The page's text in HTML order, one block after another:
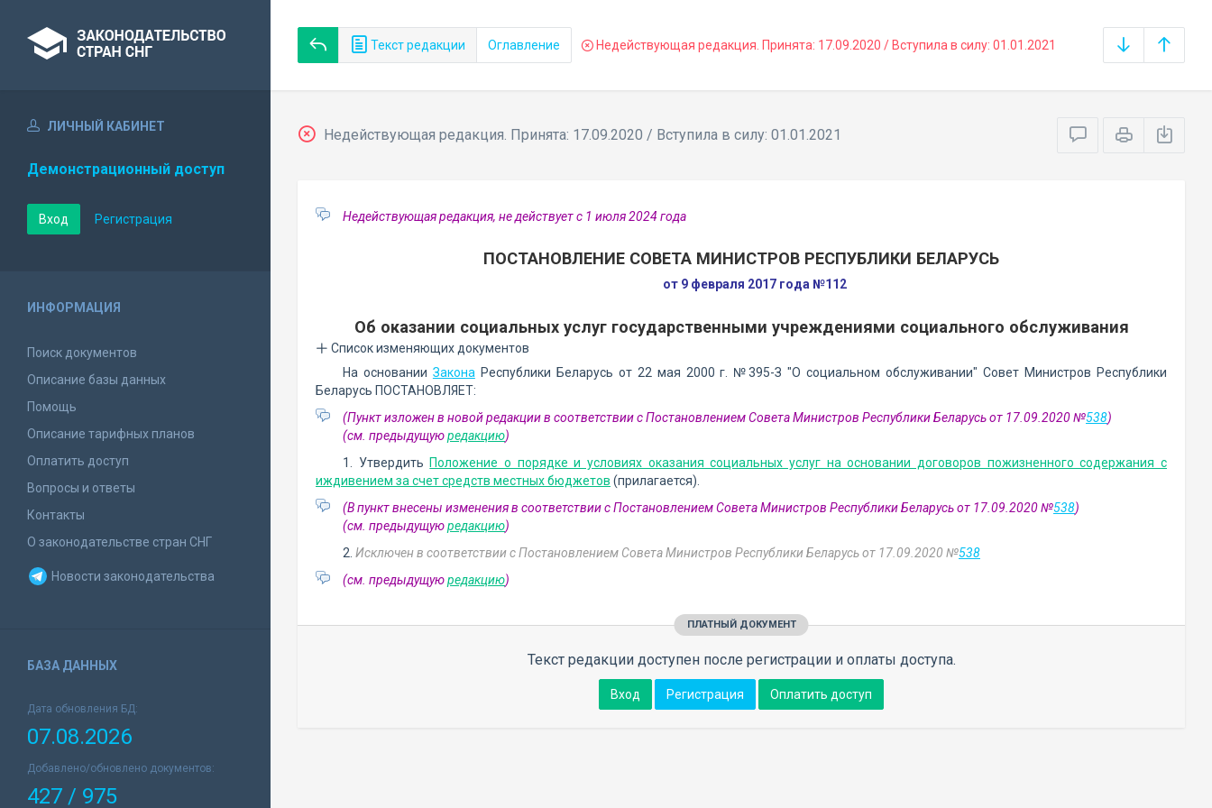
Текст редакции Оглавление Недействующая редакция. Принята: 17.09.2020 / Вступила в силу: 01.01.2021
ЛИЧНЫЙ КАБИНЕТ
Демонстрационный доступ
Вход Регистрация
ИНФОРМАЦИЯ
Поиск документов
Описание базы данных
Помощь
Описание тарифных планов
Оплатить доступ
Вопросы и ответы
Контакты
О законодательстве стран СНГ
Новости законодательства
БАЗА ДАННЫХ
Дата обновления БД:
07.08.2026
Добавлено/обновлено документов:
427 / 975
Недействующая редакция. Принята: 17.09.2020 / Вступила в силу: 01.01.2021
Недействующая редакция, не действует с 1 июля 2024 года
ПОСТАНОВЛЕНИЕ СОВЕТА МИНИСТРОВ РЕСПУБЛИКИ БЕЛАРУСЬ
от 9 февраля 2017 года №112
Об оказании социальных услуг государственными учреждениями социального обслуживания
Список изменяющих документов
На основании Закона Республики Беларусь от 22 мая 2000 г. №395-З "О социальном обслуживании" Совет Министров Республики
Беларусь ПОСТАНОВЛЯЕТ:
(Пункт изложен в новой редакции в соответствии с Постановлением Совета Министров Республики Беларусь от 17.09.2020 №538)
(см. предыдущуюредакцию)
1. Утвердить Положение о порядке и условиях оказания социальных услуг на основании договоров пожизненного содержания с
иждивением за счет средств местных бюджетов (прилагается).
(В пункт внесены изменения в соответствии с Постановлением Совета Министров Республики Беларусь от 17.09.2020 №538)
(см. предыдущуюредакцию)
2. Исключен в соответствии с Постановлением Совета Министров Республики Беларусь от 17.09.2020 №538
(см. предыдущуюредакцию)
ПЛАТНЫЙ ДОКУМЕНТ
Текст редакции доступен после регистрации и оплаты доступа.
Вход Регистрация Оплатить доступ